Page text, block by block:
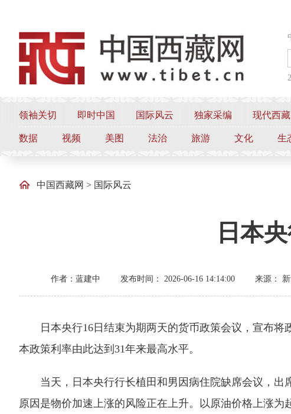
领袖关切 即时中国 国际风云 独家采编 现代西藏
数据 视频 美图 法治 旅游 文化 生
中国西藏网 > 国际风云
日本
作者：蓝建中 发布时间： 2026-06-16 14:14:00 来源： 新
日本央行16日结束为期两天的货币政策会议，宣布将政
本政策利率由此达到31年来最高水平。
当天，日本央行行长植田和男因病住院缺席会议，出
原因是物价加速上涨的风险正在上升。以原油价格上涨